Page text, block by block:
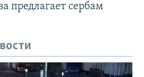
предлагает сербам